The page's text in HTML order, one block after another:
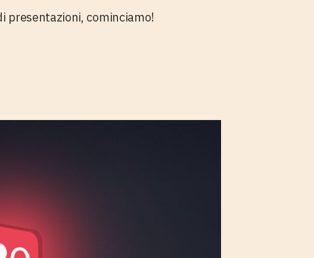
presentazioni, cominciamo!